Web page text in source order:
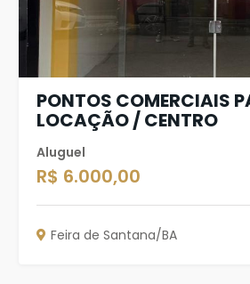
PONTOS COMERCIAIS
LOCAÇÃO / CENTRO
Aluguel
R$ 6.000,00
Feira de Santana/BA